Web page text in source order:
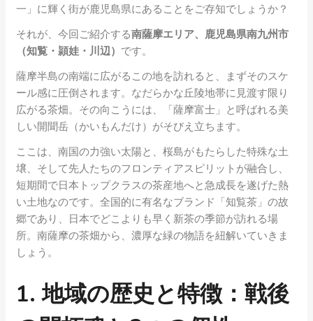
一」に輝く街が鹿児島県にあることをご存知でしょうか？
それが、今回ご紹介する南薩摩エリア、鹿児島県南九州市
（知覧・頴娃・川辺） です。
薩摩半島の南端に広がるこの地を訪れると、まずそのスケ
ール感に圧倒されます。なだらかな丘陵地帯に見渡す限り
広がる茶畑。その向こうには、「薩摩富士」と呼ばれる美
しい開聞岳（かいもんだけ）がそびえ立ちます。
ここは、南国の力強い太陽と、桜島がもたらした特殊な土
壌、そして先人たちのフロンティアスピリットが融合し、
短期間で日本トップクラスの茶産地へと急成長を遂げた熱
い土地なのです。全国的に有名なブランド「知覧茶」の故
郷であり、日本でどこよりも早く新茶の季節が訪れる場
所。南薩摩の茶畑から、濃厚な緑の物語を紐解いていきま
しょう。
1. 地域の歴史と特徴：戦後